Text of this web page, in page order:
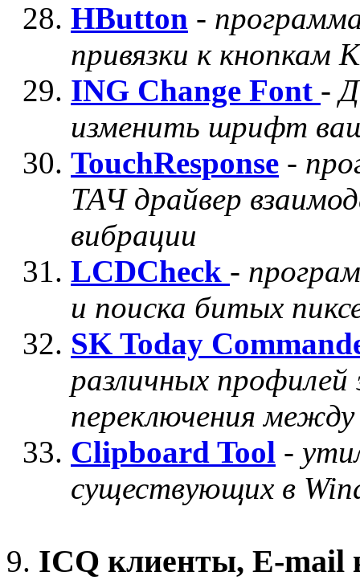
HButton -
привязки к кнопкам
ING Change Font -
изменить шрифт
TouchResponse -
ТАЧ драйвер
вибрации
LCDCheck -
и поиска битых
SK Today
различных профилей
переключения
Clipboard Tool -
существующих в
ICQ клиенты, E-mail